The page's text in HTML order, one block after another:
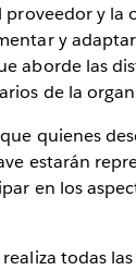
proveedor y la
y
aborde las
de la
quienes
estarán
en los
realiza todas